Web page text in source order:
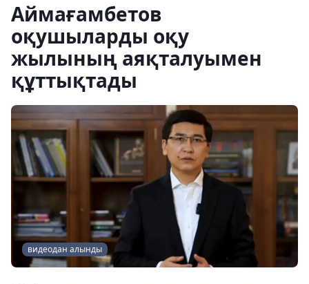
Аймағамбетов
оқушыларды оқу
жылының аяқталуымен
құттықтады
видеодан алынды